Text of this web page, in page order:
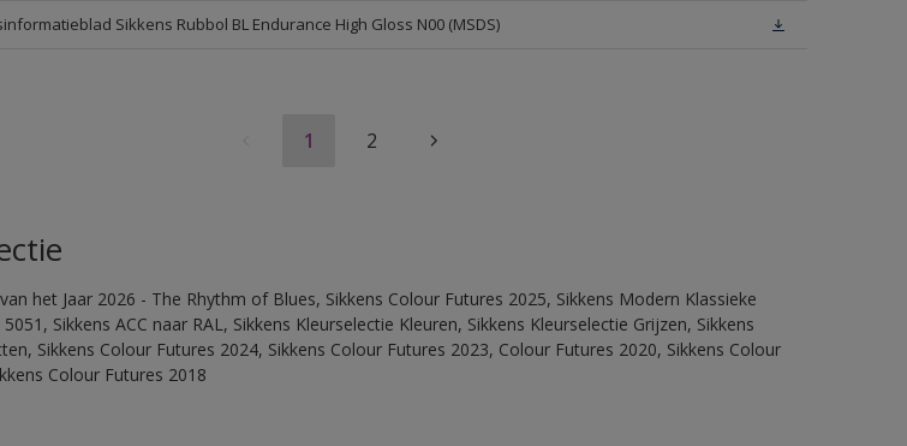
Sikkens Rubbol BL Endurance High Gloss N00 (MSDS)
1 2
het Jaar 2026 - The Rhythm of Blues, Sikkens Colour Futures 2025, Sikkens Modern Klassieke
5051, Sikkens ACC naar RAL, Sikkens Kleurselectie Kleuren, Sikkens Kleurselectie Grijzen, Sikkens
Sikkens Colour Futures 2024, Sikkens Colour Futures 2023, Colour Futures 2020, Sikkens Colour
Colour Futures 2018